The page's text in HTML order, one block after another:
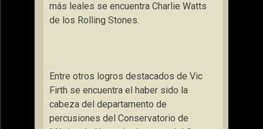
más leales se encuentra Charlie Watts
de los Rolling Stones.
Entre otros logros destacados de Vic
Firth se encuentra el haber sido la
cabeza del departamento de
percusiones del Conservatorio de